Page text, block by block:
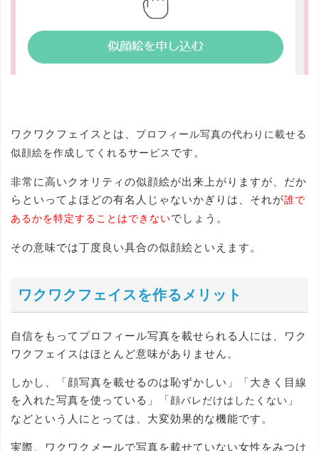
ワクワクフェイスとは、 プロフィール写真の代わりに載せる
似顔絵を作成してくれるサービス です。
非常に高いクオリティの似顔絵が出来上がりますが、だか
らといってよほどの有名人じゃないかぎりは、それが誰で
あるかを特定することはできないでしょう。
その意味では丁度良い具合の似顔絵といえます。
ワクワクフェイスを作るメリット
自信をもってプロフィール写真を載せられる人には、ワク
ワクフェイスはほとんど意味がありません。
しかし、「顔写真を載せるのは恥ずかしい」「大きく目線
を入れた写真を使っている」「顔バレだけはしたくない 」
などという人にとっては、大変効果的な機能です。
実際、ワクワクメールで写真を載せていない女性をみつけ